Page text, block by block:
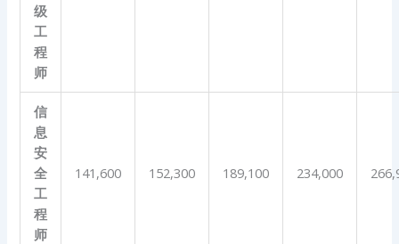
级
工
程
师
信
息
安
全
工
程
师
141,600 152,300 189,100 234,000